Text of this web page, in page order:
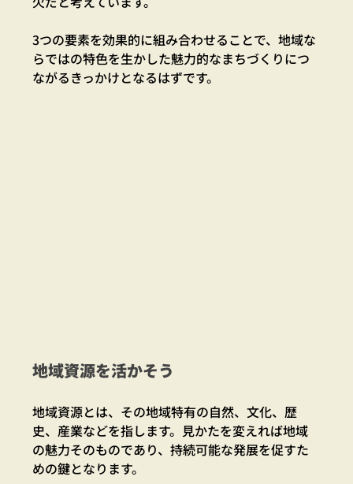
3つの要素を効果的に組み合わせることで、地域な
らではの特色を生かした魅力的なまちづくりにつ
ながるきっかけとなるはずです。
地域資源を活かそう
地域資源とは、その地域特有の自然、文化、歴
史、産業などを指します。見かたを変えれば地域
の魅力そのものであり、持続可能な発展を促すた
めの鍵となります。